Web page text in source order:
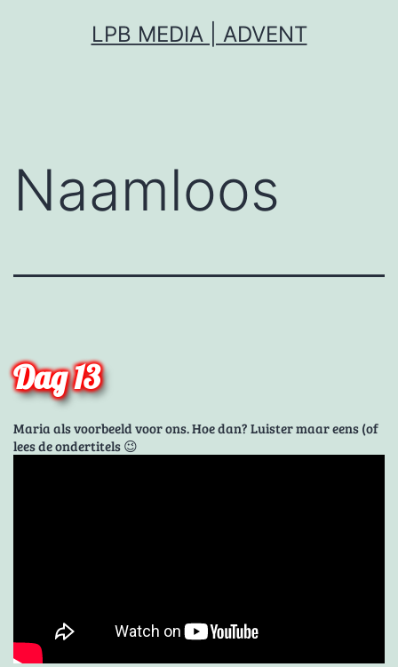
LPB MEDIA | ADVENT
Naamloos
Dag 13
Maria als voorbeeld voor ons. Hoe dan? Luister maar eens (of
lees de ondertitels 😉